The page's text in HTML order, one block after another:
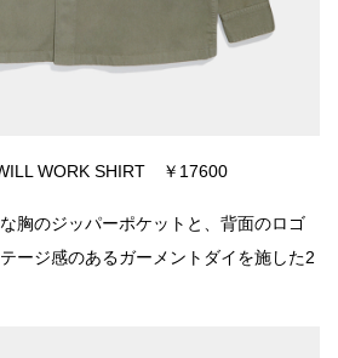
WORK SHIRT ￥17600
胸のジッパーポケットと、背面のロゴ
ージ感のあるガーメントダイを施した2